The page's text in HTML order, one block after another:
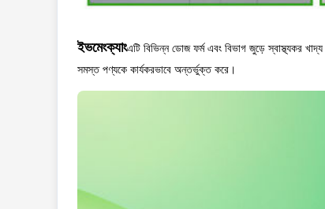
ইভমেংক্যাংএটি বিভিন্ন ডোজ ফর্ম এবং বিভাগ জুড়ে স্বাস্থ্যকর
সমস্ত পণ্যকে কার্যকরভাবে অন্তর্ভুক্ত করে।